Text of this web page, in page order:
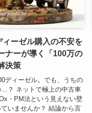
ーゼル購入の不安を
ナーが導く「100万の
決策
ディーゼル。でも、うちの
…？ ネットで極上の中古車
・PM法という見えない壁
いませんか？ 結論から言